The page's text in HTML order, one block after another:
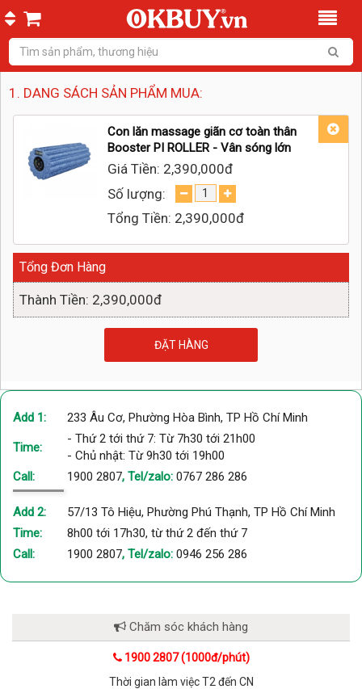
1. DANG SÁCH SẢN PHẨM MUA:
Con lăn massage giãn cơ toàn thân
Booster PI ROLLER - Vân sóng lớn
Giá Tiền: 2,390,000đ
Số lượng:
Tổng Tiền: 2,390,000đ
Tổng Đơn Hàng
Thành Tiền: 2,390,000đ
ĐẶT HÀNG
Add 1: 233 Âu Cơ, Phường Hòa Bình, TP Hồ Chí Minh
Time:
- Thứ 2 tới thứ 7: Từ 7h30 tới 21h00
- Chủ nhật: Từ 9h30 tới 19h00
Call:
1900 2807, Tel/zalo: 0767 286 286
Add 2:
57/13 Tô Hiệu, Phường Phú Thạnh, TP Hồ Chí Minh
Time:
8h00 tới 17h30, từ thứ 2 đến thứ 7
Call:
1900 2807, Tel/zalo: 0946 256 286
Chăm sóc khách hàng
1900 2807 (1000đ/phút)
Thời gian làm việc T2 đến CN